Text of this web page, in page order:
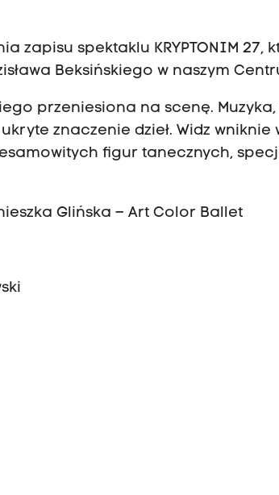
zapisu spektaklu KRYPTONIM 27,
Beksińskiego w naszym
przeniesiona na scenę.
znaczenie dzieł. Widz wniknie
figur tanecznych,
Glińska – Art Color Ballet